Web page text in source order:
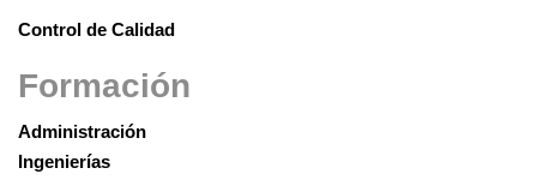
Control de Calidad
Formación
Administración
Ingenierías